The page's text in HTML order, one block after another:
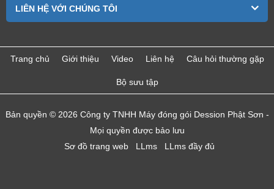
LIÊN HỆ VỚI CHÚNG TÔI
Trang chủ Giới thiệu Video Liên hệ Câu hỏi thường gặp
Bộ sưu tập
Bản quyền © 2026 Công ty TNHH Máy đóng gói Dession Phật Sơn -
Mọi quyền được bảo lưu
Sơ đồ trang web
LLms LLms đầy đủ